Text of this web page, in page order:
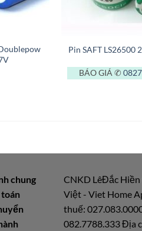
Pin SAFT LS26500
BÁO GIÁ ✆
chung
CNKD LêĐắc Hiền
Việt - Viet Home
thuế:
082.7788.333 Địa